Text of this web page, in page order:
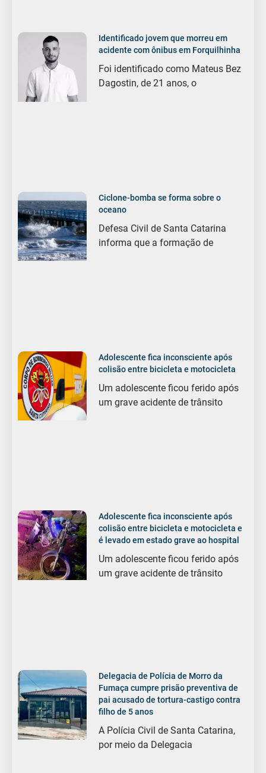
Identificado jovem que morreu em
acidente com ônibus em Forquilhinha
Foi identificado como Mateus Bez
Dagostin, de 21 anos, o
Ciclone-bomba se forma sobre o
oceano
Defesa Civil de Santa Catarina
informa que a formação de
Adolescente fica inconsciente após
colisão entre bicicleta e motocicleta
Um adolescente ficou ferido após
um grave acidente de trânsito
Adolescente fica inconsciente após
colisão entre bicicleta e motocicleta e
é levado em estado grave ao hospital
Um adolescente ficou ferido após
um grave acidente de trânsito
Delegacia de Polícia de Morro da
Fumaça cumpre prisão preventiva de
pai acusado de tortura-castigo contra
filho de 5 anos
A Polícia Civil de Santa Catarina,
por meio da Delegacia